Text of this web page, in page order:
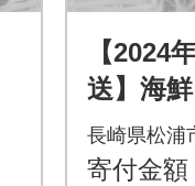
【2024
送】海
県産本
柵セッ
長崎県松浦
寄付金額